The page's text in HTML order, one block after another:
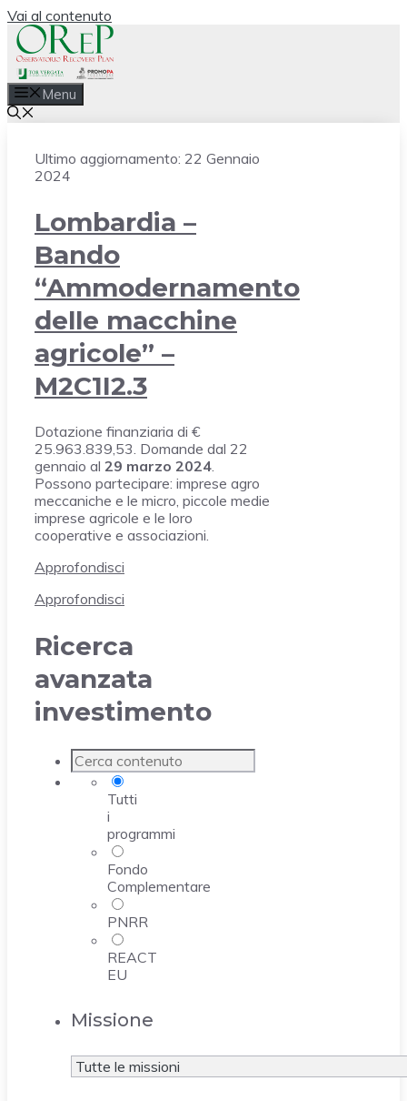
Vai al contenuto
Menu
Ultimo aggiornamento: 22 Gennaio
2024
Lombardia –
Bando
“Ammodernamento
delle macchine
agricole” –
M2C1I2.3
Dotazione finanziaria di €
25.963.839,53. Domande dal 22
gennaio al 29 marzo 2024.
Possono partecipare: imprese agro
meccaniche e le micro, piccole medie
imprese agricole e le loro
cooperative e associazioni.
Approfondisci
Approfondisci
Ricerca
avanzata
investimento
Tutti
i
programmi
Fondo
Complementare
PNRR
REACT
EU
Missione